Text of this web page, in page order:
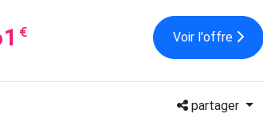
€ Voir l'offre
partager